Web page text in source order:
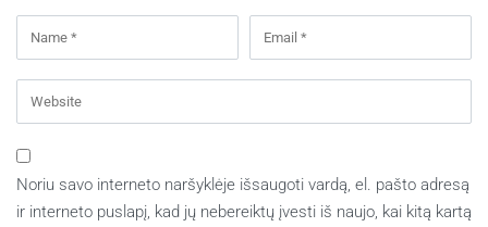
Noriu savo interneto naršyklėje išsaugoti vardą, el. pašto adresą
ir interneto puslapį, kad jų nebereiktų įvesti iš naujo, kai kitą kartą